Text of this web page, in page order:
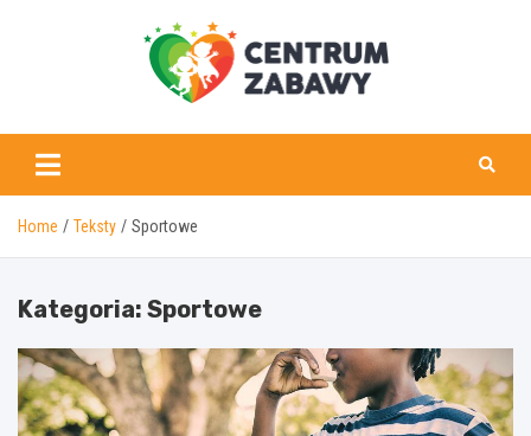
centrumzabawy.pl
Home Teksty Sportowe
Kategoria: Sportowe